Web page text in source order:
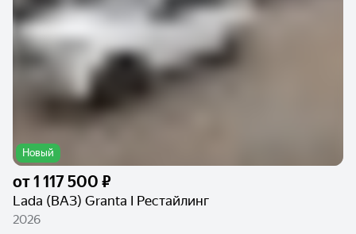
Новый
от1 117 500 ₽
Lada (ВАЗ) Granta I Рестайлинг
2026